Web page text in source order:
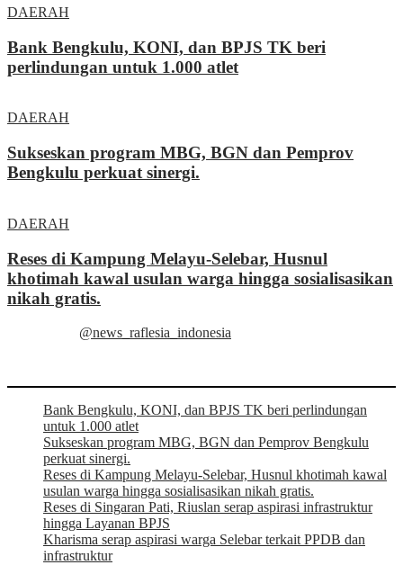
DAERAH
Bank Bengkulu, KONI, dan BPJS TK beri
perlindungan untuk 1.000 atlet
DAERAH
Sukseskan program MBG, BGN dan Pemprov
Bengkulu perkuat sinergi.
DAERAH
Reses di Kampung Melayu-Selebar, Husnul
khotimah kawal usulan warga hingga sosialisasikan
nikah gratis.
@news_raflesia_indonesia
Bank Bengkulu, KONI, dan BPJS TK beri perlindungan
untuk 1.000 atlet
Sukseskan program MBG, BGN dan Pemprov Bengkulu
perkuat sinergi.
Reses di Kampung Melayu-Selebar, Husnul khotimah kawal
usulan warga hingga sosialisasikan nikah gratis.
Reses di Singaran Pati, Riuslan serap aspirasi infrastruktur
hingga Layanan BPJS
Kharisma serap aspirasi warga Selebar terkait PPDB dan
infrastruktur